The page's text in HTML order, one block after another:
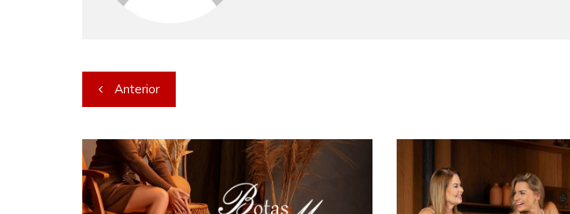
Navegação
de
Post
Anterior